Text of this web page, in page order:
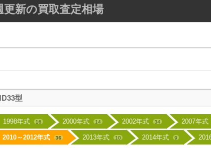
新の買取査定相場
型
1998年式 16 2000年式 14 2002年式 34 2007年式
2010～2012年式 36 2013年式 10 2014年式 9